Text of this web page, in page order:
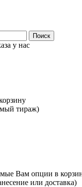
Поиск
у нас
тираж)
Вам опции в
или доставка)